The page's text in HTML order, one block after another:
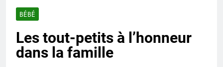
BÉBÉ
Les tout-petits à l’honneur
dans la famille